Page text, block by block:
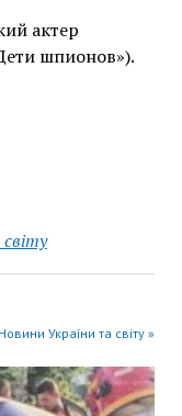
актер
шпионов»).
України та світу »